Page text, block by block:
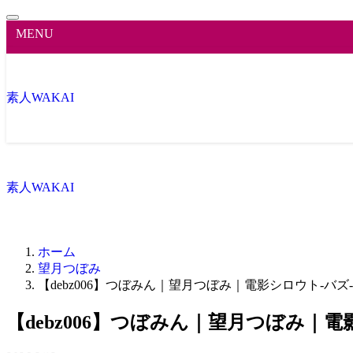
MENU
素人WAKAI
素人WAKAI
ホーム
望月つぼみ
【debz006】つぼみん｜望月つぼみ｜電影シロウト-バズ-
【debz006】つぼみん｜望月つぼみ｜